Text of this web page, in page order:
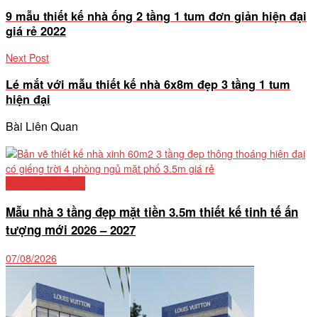
9 mẫu thiết kế nhà ống 2 tầng 1 tum đơn giản hiện đại
giá rẻ 2022
Next Post
Lé mắt với mẫu thiết kế nhà 6x8m đẹp 3 tầng 1 tum
hiện đại
Bài Liên Quan
Mẫu nhà 3 tầng đẹp mặt tiền 3.5m thiết kế tinh tế ấn
tượng mới 2026 – 2027
07/08/2026